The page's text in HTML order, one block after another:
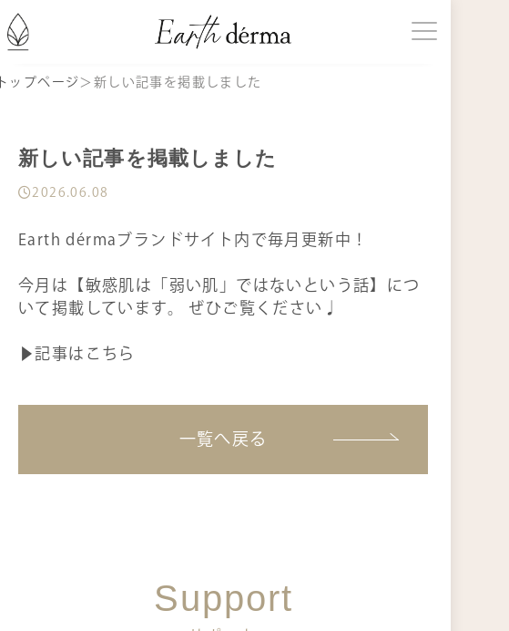
はじめての方へ
商品一覧
お知らせ
ショッピングガイド
トップページ ＞ 新しい記事を掲載しました
新しい記事を掲載しました
2026.06.08
Earth dérmaブランドサイト内で毎月更新中！
今月は【敏感肌は「弱い肌」ではないという話】につ
いて掲載しています。 ぜひご覧ください♩
▶記事は こちら
一覧へ戻る
Support